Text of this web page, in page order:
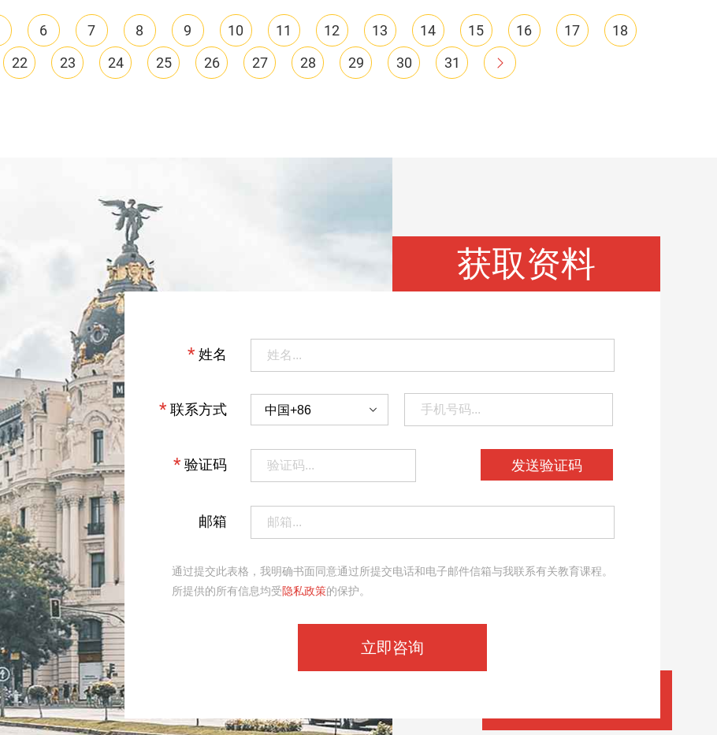
6 7 8 9 10 11 12 13 14 15 16 17
18
22 23 24 25 26 27 28 29 30 31
获取资料
* 姓名
* 联系方式
* 验证码 发送验证码
邮箱
通过提交此表格，我明确书面同意通过所提交电话和电子邮件信箱与我联系有关教育课程。
所提供的所有信息均受隐私政策的保护。
立即咨询